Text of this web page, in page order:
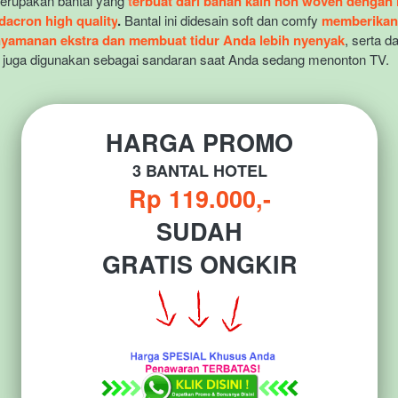
high quality. Bantal ini didesain soft dan comfy memberikan
ekstra dan membuat tidur Anda lebih nyenyak, serta
juga digunakan sebagai sandaran saat Anda sedang menonton TV.
HARGA PROMO
3 BANTAL HOTEL
Rp 119.000,-
SUDAH
GRATIS ONGKIR